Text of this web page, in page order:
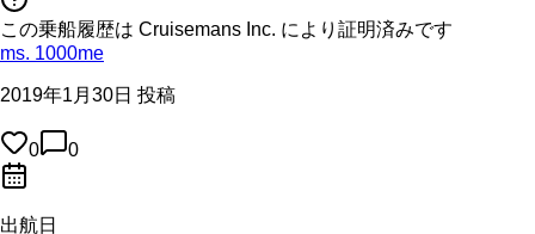
この乗船履歴は Cruisemans Inc. により証明済みです
ms. 1000me
2019年1月30日 投稿
0 0
出航日